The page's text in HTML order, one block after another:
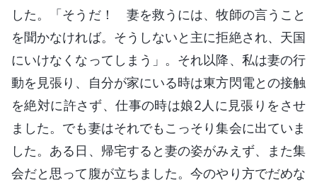
した。「そうだ！ 妻を救うには、牧師の言うこと
を聞かなければ。そうしないと主に拒絶され、天国
にいけなくなってしまう」。それ以降、私は妻の行
動を見張り、自分が家にいる時は東方閃電との接触
を絶対に許さず、仕事の時は娘2人に見張りをさせ
ました。でも妻はそれでもこっそり集会に出ていま
した。ある日、帰宅すると妻の姿がみえず、また集
会だと思って腹が立ちました。今のやり方でだめな